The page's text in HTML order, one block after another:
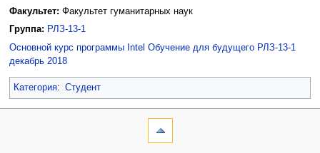
Факультет: Факультет гуманитарных наук
Группа: РЛЗ-13-1
Основной курс программы Intel Обучение для будущего РЛЗ-13-1
декабрь 2018
Категория: Студент